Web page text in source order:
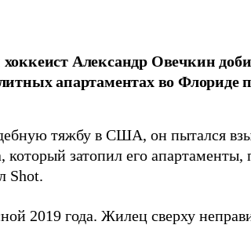
Александр Овечкин
апартаментах во Флориде
тяжбу в США, он пытался
который затопил его апартаменты,
Shot.
2019 года. Жилец сверху